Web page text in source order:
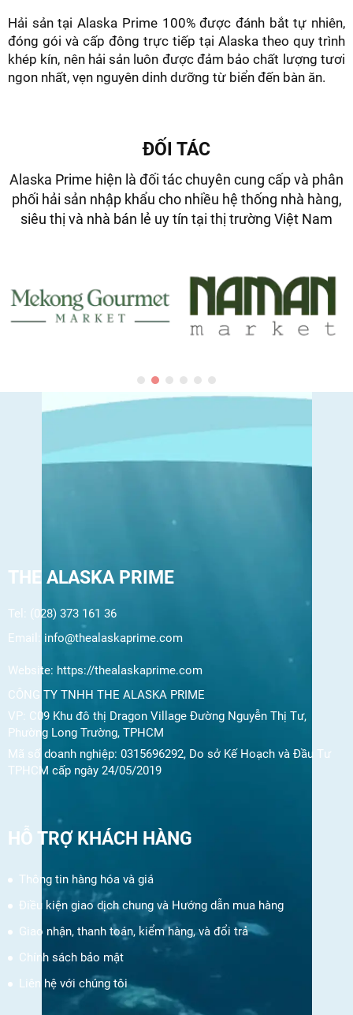
Hải sản tại Alaska Prime 100% được đánh bắt tự nhiên,
đóng gói và cấp đông trực tiếp tại Alaska theo quy trình
khép kín, nên hải sản luôn được đảm bảo chất lượng tươi
ngon nhất, vẹn nguyên dinh dưỡng từ biển đến bàn ăn.
ĐỐI TÁC
Alaska Prime hiện là đối tác chuyên cung cấp và phân
phối hải sản nhập khẩu cho nhiều hệ thống nhà hàng,
siêu thị và nhà bán lẻ uy tín tại thị trường Việt Nam
THE ALASKA PRIME
Tel: (028) 373 161 36
Email: info@thealaskaprime.com
Website: https://thealaskaprime.com
CÔNG TY TNHH THE ALASKA PRIME
VP: C09 Khu đô thị Dragon Village Đường Nguyễn Thị Tư,
Phường Long Trường, TPHCM
Mã số doanh nghiệp: 0315696292, Do sở Kế Hoạch và Đầu Tư
TPHCM cấp ngày 24/05/2019
HỖ TRỢ KHÁCH HÀNG
Thông tin hàng hóa và giá
Điều kiện giao dịch chung và Hướng dẫn mua hàng
Giao nhận, thanh toán, kiểm hàng, và đổi trả
Chính sách bảo mật
Liên hệ với chúng tôi